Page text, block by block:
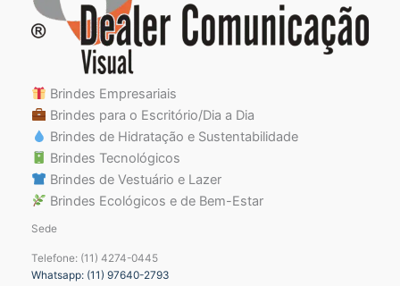
Brindes Empresariais
Brindes para o Escritório/Dia a Dia
Brindes de Hidratação e Sustentabilidade
Brindes Tecnológicos
Brindes de Vestuário e Lazer
Brindes Ecológicos e de Bem-Estar
Sede
Telefone: (11) 4274-0445
Whatsapp: (11) 97640-2793